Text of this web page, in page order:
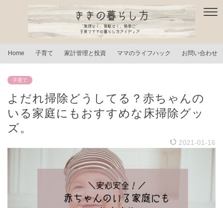
Home 子育て 家計管理と投資 ママのライフハック お問い合わせ
子育て
よだれ掃除どうしてる？赤ちゃんの
いる家庭にもおすすめな床掃除グッ
ズ。
2021-01-16